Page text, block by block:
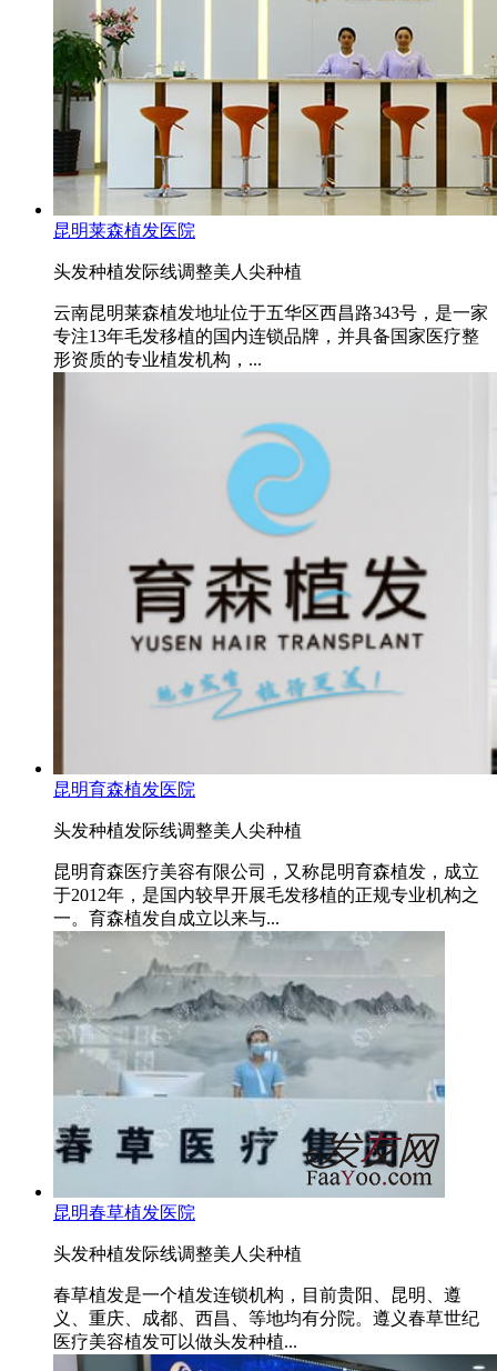
昆明莱森植发医院
头发种植发际线调整美人尖种植
云南昆明莱森植发地址位于五华区西昌路343号，是一家
专注13年毛发移植的国内连锁品牌，并具备国家医疗整
形资质的专业植发机构，...
昆明育森植发医院
头发种植发际线调整美人尖种植
昆明育森医疗美容有限公司，又称昆明育森植发，成立
于2012年，是国内较早开展毛发移植的正规专业机构之
一。育森植发自成立以来与...
昆明春草植发医院
头发种植发际线调整美人尖种植
春草植发是一个植发连锁机构，目前贵阳、昆明、遵
义、重庆、成都、西昌、等地均有分院。遵义春草世纪
医疗美容植发可以做头发种植...